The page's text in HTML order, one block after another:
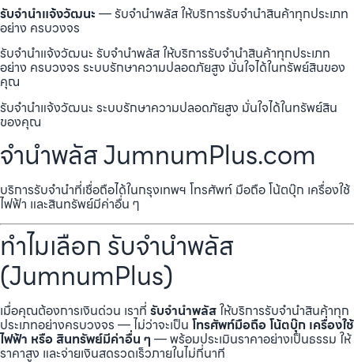
รับจำนำแจ้งวัฒนะ — รับจำนำพลัส ให้บริการรับจำนำสินค้าทุกประเภท
อย่าง ครบวงจร
รับจำนำแจ้งวัฒนะ รับจำนำพลัส ให้บริการรับจำนำสินค้าทุกประเภท
อย่าง ครบวงจร ระบบรักษาความปลอดภัยสูง มั่นใจได้ในทรัพย์สินของ
คุณ
รับจำนำแจ้งวัฒนะ ระบบรักษาความปลอดภัยสูง มั่นใจได้ในทรัพย์สิน
ของคุณ
จำนำพลัส JumnumPlus.com
บริการรับจำนำที่เชื่อถือได้ในกรุงเทพฯ โทรศัพท์ มือถือ โน้ตบุ๊ก เครื่องใช้
ไฟฟ้า และสินทรัพย์มีค่าอื่น ๆ
ทำไมเลือก รับจำนำพลัส
(JumnumPlus)
เมื่อคุณต้องการเงินด่วน เราที่ รับจำนำพลัสให้บริการรับจำนำสินค้าทุก
ประเภทอย่างครบวงจร — ไม่ว่าจะเป็น โทรศัพท์มือถือ โน้ตบุ๊ก เครื่องใช้
ไฟฟ้า หรือ สินทรัพย์มีค่าอื่น ๆ — พร้อมประเมินราคาอย่างเป็นธรรม ให้
ราคาสูง และจ่ายเงินสดรวดเร็วภายในไม่กี่นาที